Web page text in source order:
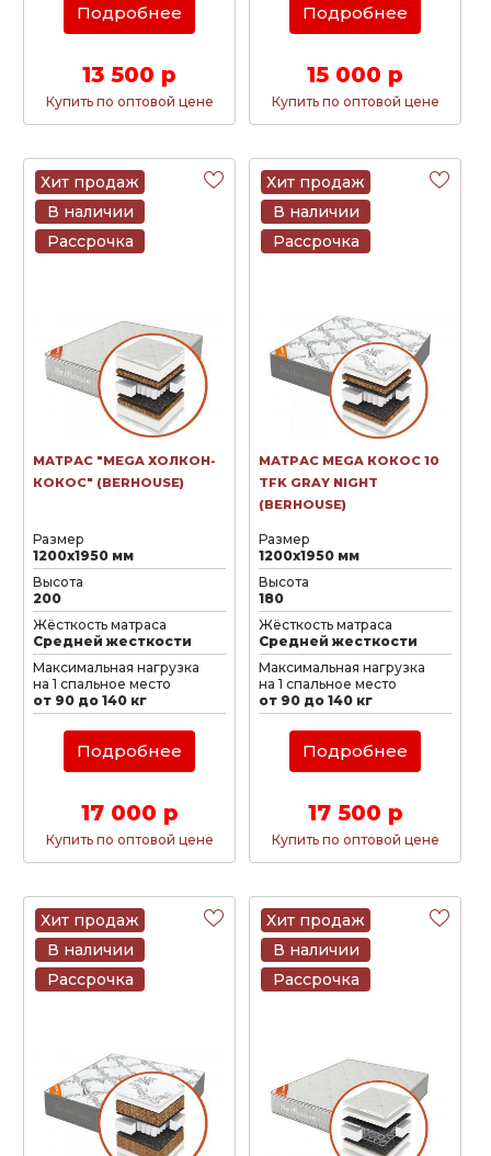
Подробнее
13 500 р
Купить по оптовой цене
Подробнее
15 000 р
Купить по оптовой цене
Хит продаж
В наличии
Рассрочка
МАТРАС "MEGA ХОЛКОН-
КОКОС" (BERHOUSE)
Размер
1200х1950 мм
Высота
200
Жёсткость матраса
Средней жесткости
Максимальная нагрузка
на 1 спальное место
от 90 до 140 кг
Подробнее
17 000 р
Купить по оптовой цене
Хит продаж
В наличии
Рассрочка
МАТРАС MEGA КОКОС 10
TFK GRAY NIGHT
(BERHOUSE)
Размер
1200х1950 мм
Высота
180
Жёсткость матраса
Средней жесткости
Максимальная нагрузка
на 1 спальное место
от 90 до 140 кг
Подробнее
17 500 р
Купить по оптовой цене
Хит продаж
В наличии
Рассрочка
Хит продаж
В наличии
Рассрочка